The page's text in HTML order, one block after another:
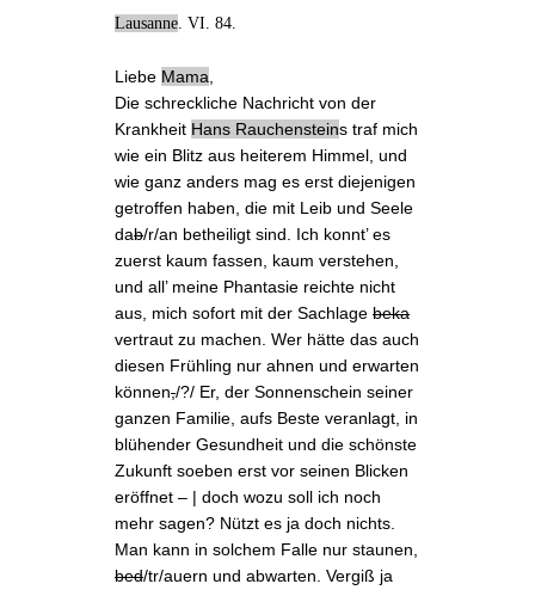
Lausanne . VI. 84.
Liebe Mama
Dieschreckliche Nachricht von der
Krankheit Hans Rauchensteins traf mich
wie ein Blitz aus heiterem Himmel, und
wie ganz anders mag es erst diejenigen
getroffen haben, die mit Leib und Seele
dab/r/an betheiligt sind. Ich konnt’ es
zuerst kaum fassen, kaum verstehen,
und all’ meine Phantasie reichte nicht
aus, mich sofort mit der Sachlagebeka
vertraut zu machen. Wer hätte das auch
diesen Frühling nur ahnen und erwarten
können,/?/ Er, der Sonnenschein seiner
ganzen Familie , aufs Beste veranlagt, in
blühender Gesundheit und die schönste
Zukunftsoeben erst vor seinen Blicken
eröffnet – | doch wozu soll ich noch
mehr sagen? Nützt es ja doch nichts.
Man kann in solchem Falle nur staunen,
bed/tr/auern und abwarten. Vergiß ja